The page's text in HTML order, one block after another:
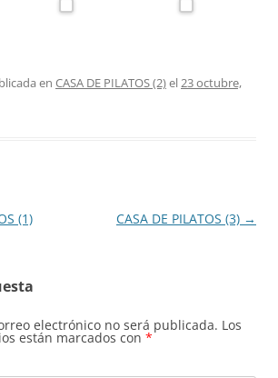
en CASA DE PILATOS (2)el23 octubre,
(1) CASA DE PILATOS (3) →
electrónico no será publicada. Los
están marcados con *